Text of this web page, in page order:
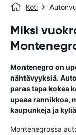
Koti
Miksi
Montenegro on
nähtävyyksiä.
paras tapa kokea
upeaa rannikkoa,
kaupunkeja ja
Montenegrossa